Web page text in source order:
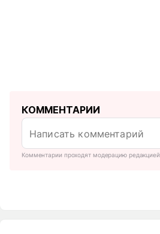
КОММЕНТАРИИ
Комментарии проходят модерацию редакцией